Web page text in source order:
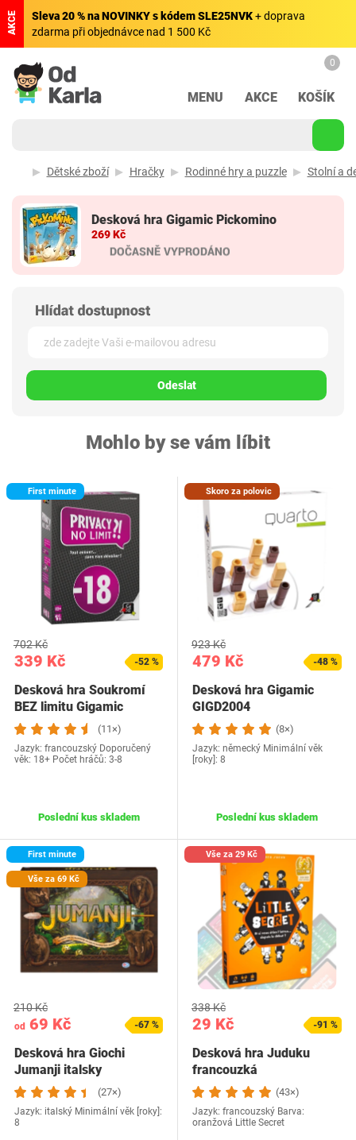
AKCE Sleva 20 % na NOVINKY s kódem SLE25NVK+ doprava
zdarma při objednávce nad 1 500 Kč
MENU AKCE
0
KOŠÍK
Dětské zboží Hračky Rodinné hry a puzzle Stolní a
Desková hra Gigamic Pickomino
269 Kč
Odeslat
Mohlo by se vám líbit
First minute
339 Kč
702 Kč
-52 %
Desková hra Soukromí
BEZ limitu Gigamic
(11×)
Jazyk: francouzský Doporučený
věk: 18+ Počet hráčů: 3-8
Poslední kus skladem
Skoro za polovic
479 Kč
923 Kč
-48 %
Desková hra Gigamic
GIGD2004
(8×)
Jazyk: německý Minimální věk
[roky]: 8
Poslední kus skladem
First minute
Vše za 69 Kč
od 69 Kč
210 Kč
-67 %
Desková hra Giochi
Jumanji italsky
(27×)
Jazyk: italský Minimální věk [roky]:
8
Vše za 29 Kč
29 Kč
338 Kč
-91 %
Desková hra Juduku
francouzká
(43×)
Jazyk: francouzský Barva:
oranžová Little Secret